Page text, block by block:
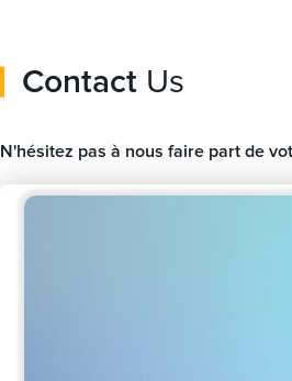
Contact Us
N'hésitez pas à nous faire part de